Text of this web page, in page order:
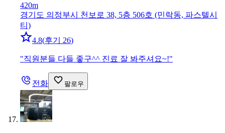
420m
경기도 의정부시 천보로 38, 5층 506호 (민락동, 파스텔시
티)
4.8(후기 26)
"직원분들 다들 좋구^^ 진료 잘 봐주셔요~!"
전화 팔로우